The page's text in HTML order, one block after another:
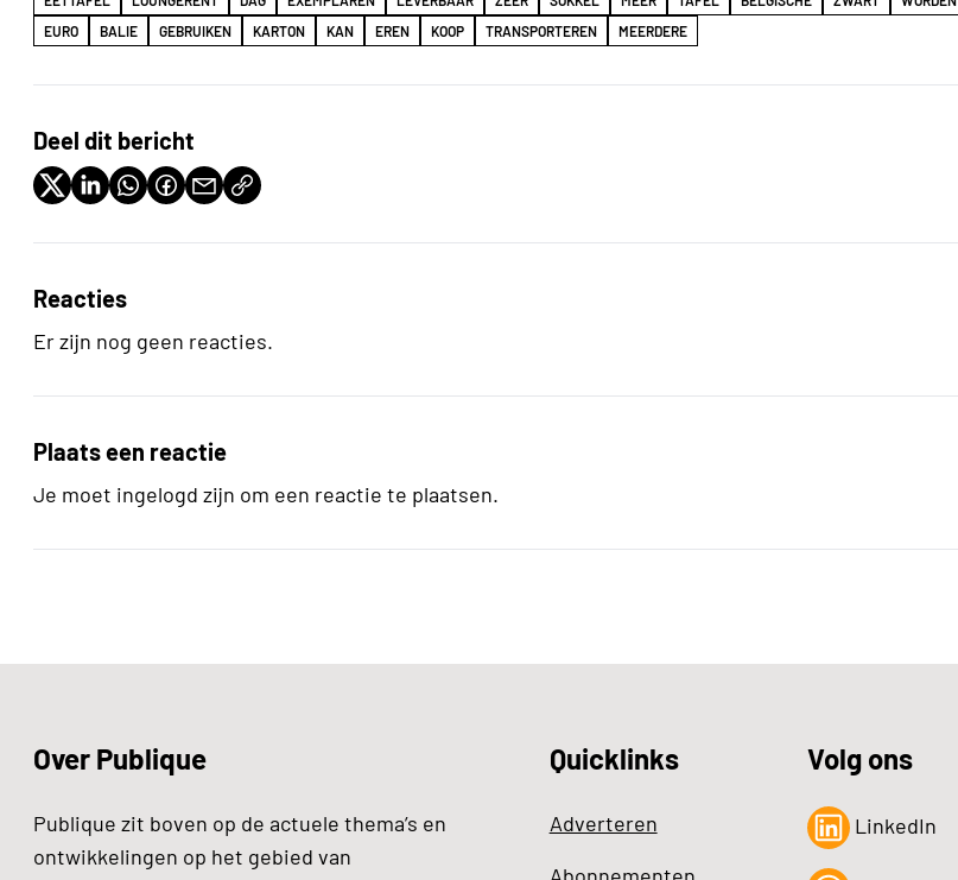
EURO
BALIE GEBRUIKEN KARTON KAN EREN KOOP TRANSPORTEREN MEERDERE
Deel dit bericht
Reacties
Er zijn nog geen reacties.
Plaats een reactie
Je moet ingelogd zijn om een reactie te plaatsen.
Over Publique
Publique zit boven op de actuele thema’s en
ontwikkelingen op het gebied van
Quicklinks
Adverteren
Volg ons
LinkedIn